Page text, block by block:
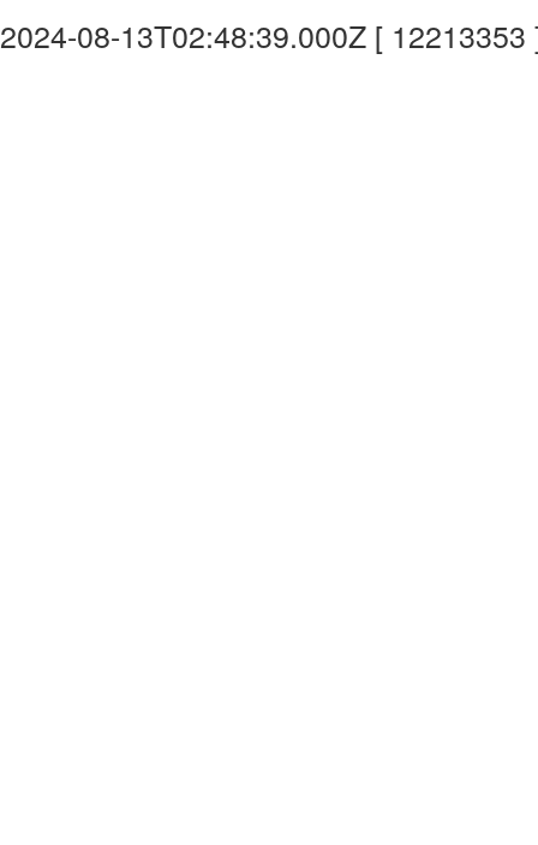
2024-08-13T02:48:39.000Z [ 12213353